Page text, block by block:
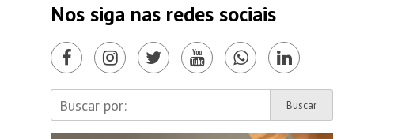
Nos siga nas redes sociais